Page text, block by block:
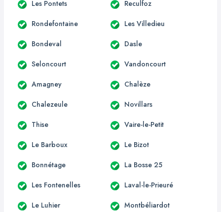
Les Pontets Reculfoz
Rondefontaine Les Villedieu
Bondeval Dasle
Seloncourt Vandoncourt
Amagney Chalèze
Chalezeule Novillars
Thise Vaire-le-Petit
Le Barboux Le Bizot
Bonnétage La Bosse 25
Les Fontenelles Laval-le-Prieuré
Le Luhier Montbéliardot